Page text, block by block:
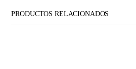
PRODUCTOS RELACIONADOS